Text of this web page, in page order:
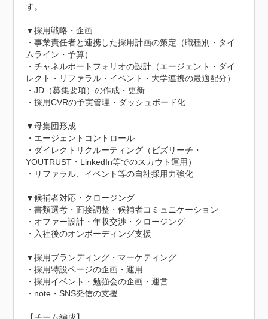
す。
▼採用戦略・企画
・事業責任者と連携した採用計画の策定（職種別・タイ
ムライン・予算）
・チャネルポートフォリオの設計（エージェント・ダイ
レクト・リファラル・イベント・大学連携の最適配分）
・JD（募集要項）の作成・更新
・採用CVRの予実管理・ダッシュボード化
▼母集団形成
・エージェントコントロール
・ダイレクトリクルーティング（ビズリーチ・
YOUTRUST・LinkedIn等でのスカウト運用）
・リファラル、イベント等の自社採用力強化
▼候補者対応・クロージング
・書類選考・面接調整・候補者コミュニケーション
・オファー設計・年収交渉・クロージング
・入社後のオンボーディング支援
▼採用ブランディング・マーケティング
・採用特設ページの企画・運用
・採用イベント・勉強会の企画・運営
・note・SNS発信の支援